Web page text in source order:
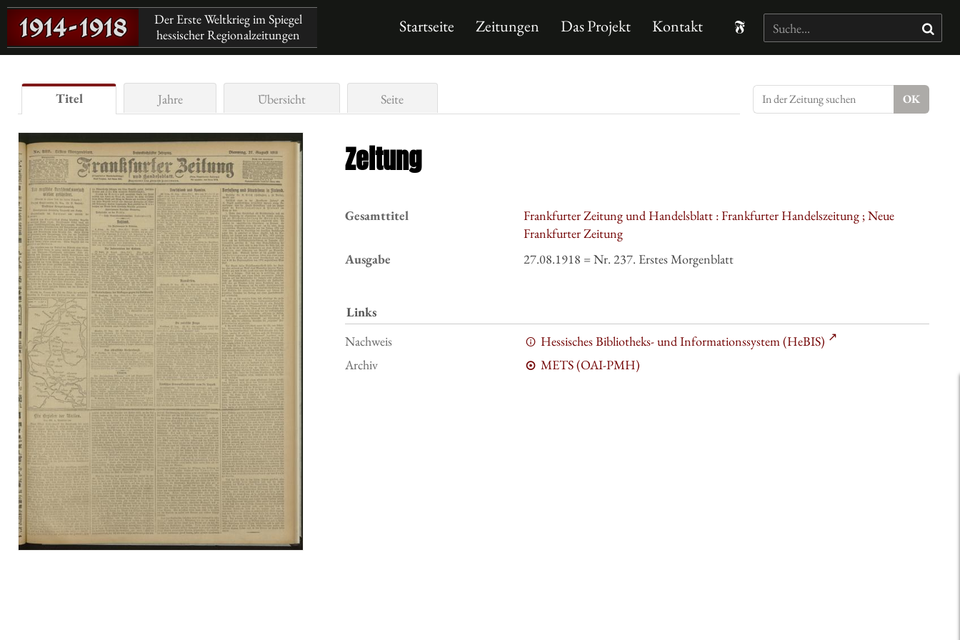
Der Erste Weltkrieg im Spiegel
hessischer Regionalzeitungen
Startseite Zeitungen Das Projekt Kontakt
Titel Jahre Übersicht Seite
Zeitung
Gesamttitel
Frankfurter Zeitung und Handelsblatt : Frankfurter Handelszeitung ; Neue
Frankfurter Zeitung
Ausgabe
27.08.1918 = Nr. 237. Erstes Morgenblatt
Links
Nachweis
Hessisches Bibliotheks- und Informationssystem (HeBIS)
Archiv
METS (OAI-PMH)